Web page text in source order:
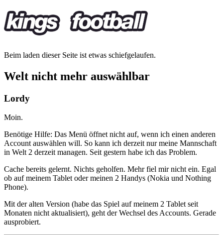
Beim laden dieser Seite ist etwas schiefgelaufen.
Welt nicht mehr auswählbar
Lordy
Moin.
Benötige Hilfe: Das Menü öffnet nicht auf, wenn ich einen anderen
Account auswählen will. So kann ich derzeit nur meine Mannschaft
in Welt 2 derzeit managen. Seit gestern habe ich das Problem.
Cache bereits gelernt. Nichts geholfen. Mehr fiel mir nicht ein. Egal
ob auf meinem Tablet oder meinen 2 Handys (Nokia und Nothing
Phone).
Mit der alten Version (habe das Spiel auf meinem 2 Tablet seit
Monaten nicht aktualisiert), geht der Wechsel des Accounts. Gerade
ausprobiert.